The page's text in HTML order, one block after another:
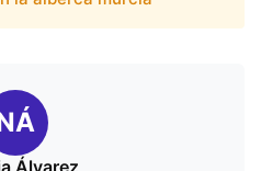
Álvarez